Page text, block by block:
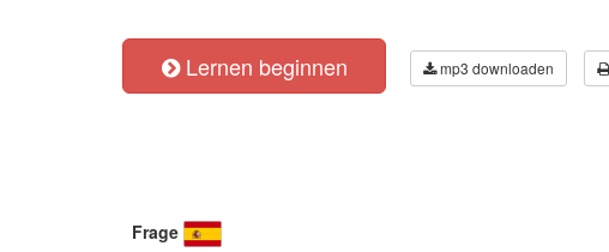
Lernen beginnen mp3 downloaden
Frage